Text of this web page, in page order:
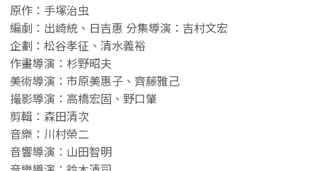
原作：手塚治虫
編劇：出崎統、日吉惠 分集導演：吉村文宏
企劃：松谷孝征、清水義裕
作畫導演：杉野昭夫
美術導演：市原美惠子、齊藤雅己
撮影導演：高橋宏固、野口肇
剪輯：森田清次
音樂：川村榮二
音響導演：山田智明